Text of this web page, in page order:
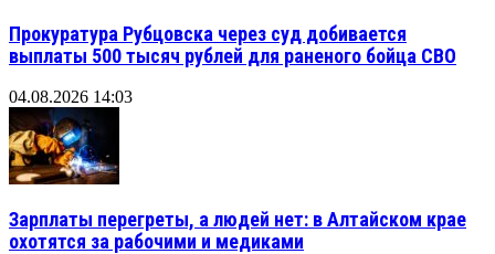
Прокуратура Рубцовска через суд добивается
выплаты 500 тысяч рублей для раненого бойца СВО
04.08.2026 14:03
Зарплаты перегреты, а людей нет: в Алтайском крае
охотятся за рабочими и медиками